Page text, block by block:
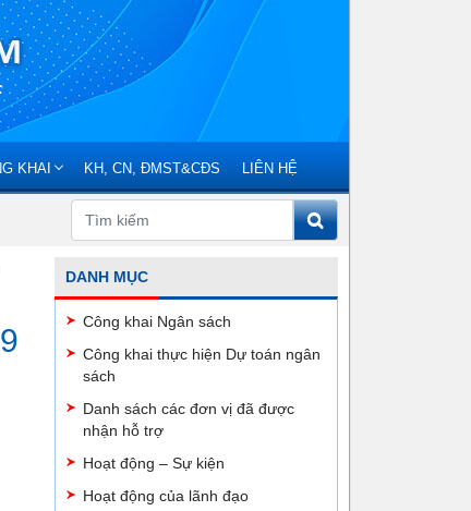
KHAI KH, CN, ĐMST&CĐS LIÊN HỆ
DANH MỤC
Công khai Ngân sách
Công khai thực hiện Dự toán ngân
sách
Danh sách các đơn vị đã được
nhận hỗ trợ
Hoạt động – Sự kiện
Hoạt động của lãnh đạo